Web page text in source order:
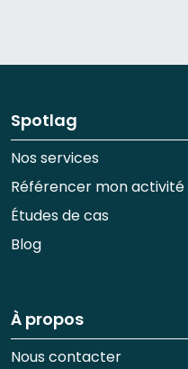
Spotlag
Nos services
Référencer mon activité
Études de cas
Blog
À propos
Nous contacter